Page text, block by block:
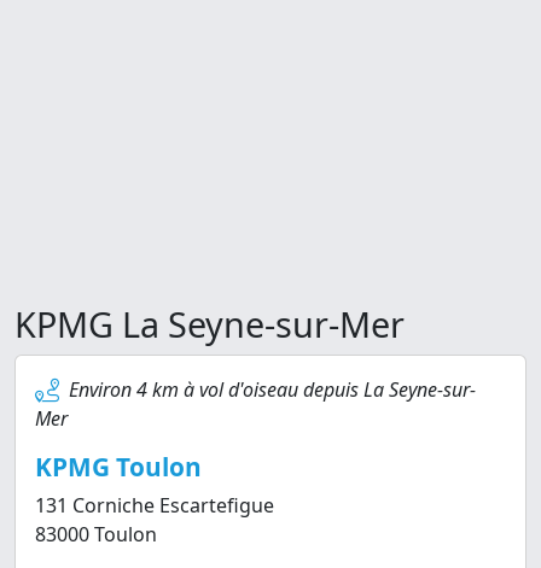
KPMG La Seyne-sur-Mer
Environ 4 km à vol d'oiseau depuis La Seyne-sur-
Mer
KPMG Toulon
131 Corniche Escartefigue
83000 Toulon